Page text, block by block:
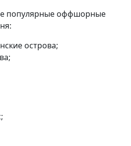
популярные оффшорные
острова;